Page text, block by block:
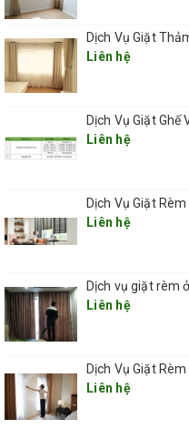
– Áp dụng phương pháp giặt
liệu vải mỏng như vải voan, vải
– Trong quá trình giặt rèm của
hoàn hảo giữa hóa chất
khử mùi hôi, diệt khuẩn. Việc
sạch đẹp lại luôn thơm tho và
– Nhân viên sẽ sử dụng máy
sạch sẽ các thanh treo rèm
– Tiến hành lắp đặt, cố định
Bước 5: Lắp đặt rèm cửa vào
Lắp đặt, cân chỉnh rèm cửa
Bước 6: Bàn giao và nghiệm
Sau khi mọi việc đã được
giao lại cho khách hàng.
thanh toán chi phí như theo
Liên hệ
Dịch Vụ Giặt Ghế
Liên hệ
Dịch Vụ Giặt
Liên hệ
Dịch vụ giặt rèm
Liên hệ
Dịch Vụ Giặt
Liên hệ